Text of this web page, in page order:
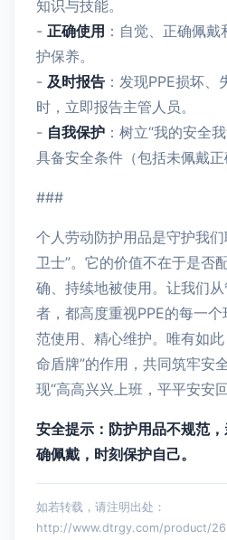
知识与技能。
- 正确使用 ：自觉、正确佩
护保养。
- 及时报告 ：发现PPE损坏
时，立即报告主管人员。
- 自我保护 ：树立“我的安全
具备安全条件（包括未佩戴正
###
个人劳动防护用品是守护我
卫士”。它的价值不在于是否
确、持续地被使用。让我们
者，都高度重视PPE的每一
范使用、精心维护。唯有如
命盾牌”的作用，共同筑牢安
现“高高兴兴上班，平平安安
安全提示：防护用品不规范
确佩戴，时刻保护自己。
如若转载，请注明出处：
http://www.dtrgy.com/product/